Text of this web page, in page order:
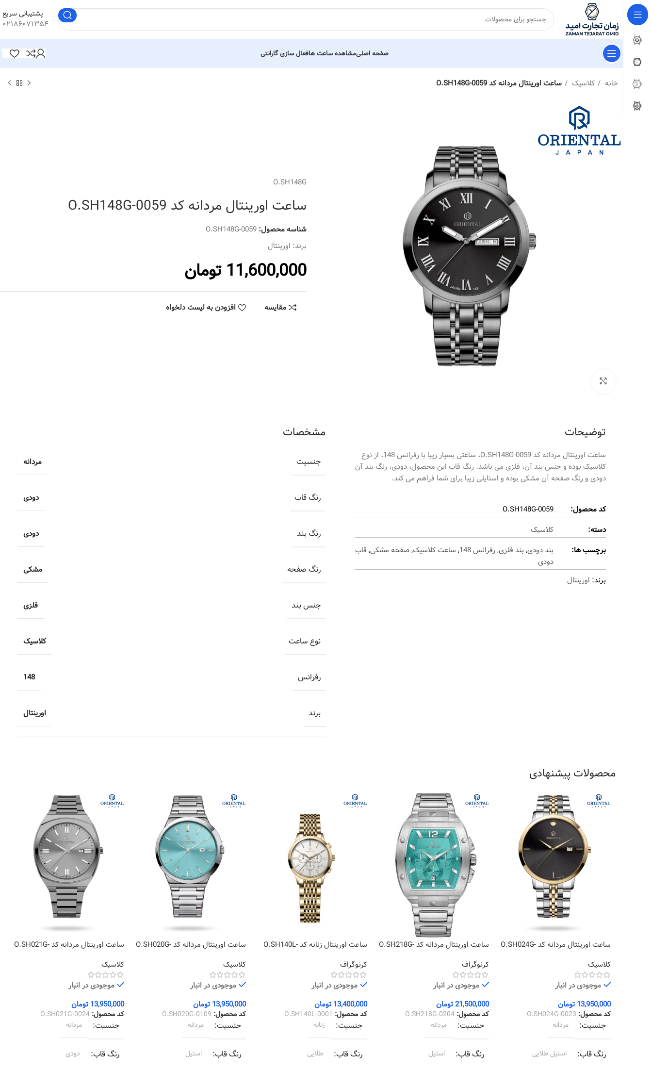
پشتیبانی سریع
۰۲۱۸۶۰۷۱۳۵۴
صفحه اصلیمشاهده ساعت هافعال سازی گارانتی
خانه کلاسیک ساعت اورینتال مردانه کد O.SH148G-0059
O.SH148G
ساعت اورینتال مردانه کد O.SH148G-0059
شناسه محصول: O.SH148G-0059
برند: اورینتال
11,600,000 تومان
مقایسه افزودن به لیست دلخواه
توضیحات
ساعت اورینتال مردانه کد O.SH148G-0059، ساعتی بسیار زیبا با رفرانس 148، از نوع
کلاسیک بوده و جنس بند آن، فلزی می باشد. رنگ قاب این محصول، دودی، رنگ بند آن
دودی و رنگ صفحه آن مشکی بوده و استایلی زیبا برای شما فراهم می کند.
کد محصول:
O.SH148G-0059
دسته:
کلاسیک
برچسب ها:
بند دودی, بند فلزی,رفرانس 148 , ساعت کلاسیک,صفحه مشکی, قاب
دودی
برند: اورینتال
مشخصات
جنسیت مردانه
رنگ قاب دودی
رنگ بند دودی
رنگ صفحه مشکی
جنس بند فلزی
نوع ساعت کلاسیک
رفرانس 148
برند اورینتال
محصولات پیشنهادی
ساعت اورینتال مردانه کد O.SH024G-
کلاسیک
موجودی در انبار
13,950,000 تومان
کد محصول: O.SH024G-0023
جنسیت مردانه
رنگ قاب استیل طلایی
ساعت اورینتال مردانه کد O.SH218G-
کرنوگراف
موجودی در انبار
21,500,000تومان
کد محصول: O.SH218G-0204
جنسیت مردانه
رنگ قاب استیل
ساعت اورینتال زنانه کد O.SH140L-
کرنوگراف
موجودی در انبار
13,400,000 تومان
کد محصول: O.SH140L-0001
جنسیت زنانه
رنگ قاب طلایی
ساعت اورینتال مردانه کد O.SH020G-
کلاسیک
موجودی در انبار
13,950,000 تومان
کد محصول: O.SH020G-0109
جنسیت مردانه
رنگ قاب استیل
ساعت اورینتال مردانه کد O.SH021G-
کلاسیک
موجودی در انبار
13,950,000 تومان
کد محصول:O.SH021G-0024
جنسیت مردانه
رنگ قاب دودی